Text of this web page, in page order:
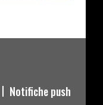
Notifiche push